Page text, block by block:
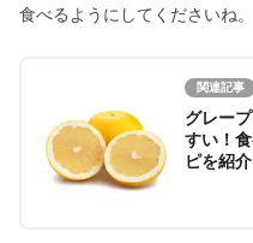
食べるようにしてくださいね。
関連記事
グレー
すい！
ピを紹